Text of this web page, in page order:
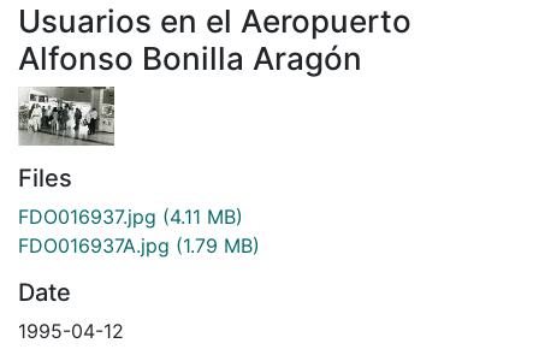
Usuarios en el Aeropuerto
Alfonso Bonilla Aragón
Files
FDO016937.jpg (4.11 MB)
FDO016937A.jpg (1.79 MB)
Date
1995-04-12